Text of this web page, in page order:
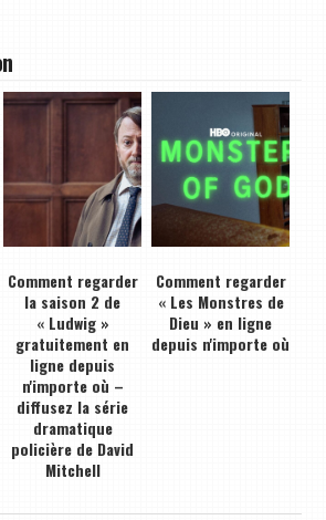
Comment regarder
la saison 2 de
« Ludwig »
gratuitement en
ligne depuis
n'importe où –
diffusez la série
dramatique
policière de David
Mitchell
Comment regarder
« Les Monstres de
Dieu » en ligne
depuis n'importe où